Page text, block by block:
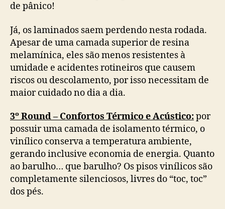
de pânico!
Já, os laminados saem perdendo nesta rodada.
Apesar de uma camada superior de resina
melamínica, eles são menos resistentes à
umidade e acidentes rotineiros que causem
riscos ou descolamento, por isso necessitam de
maior cuidado no dia a dia.
3º Round – Confortos Térmico e Acústico:por
possuir uma camada de isolamento térmico, o
vinílico conserva a temperatura ambiente,
gerando inclusive economia de energia. Quanto
ao barulho… que barulho? Os pisos vinílicos são
completamente silenciosos, livres do “toc, toc”
dos pés.